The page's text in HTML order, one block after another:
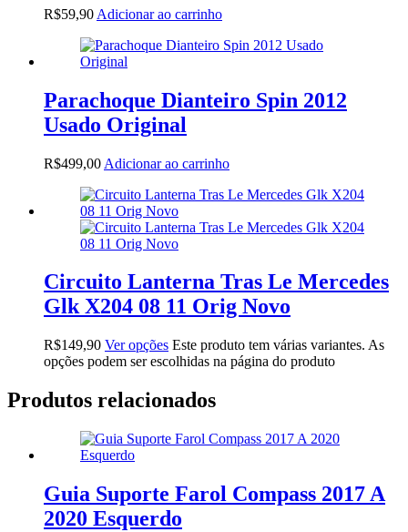
R$59,90 Adicionar ao carrinho
Parachoque Dianteiro Spin 2012
Usado Original
R$499,00 Adicionar ao carrinho
Circuito Lanterna Tras Le Mercedes
Glk X204 08 11 Orig Novo
R$149,90 Ver opções Este produto tem várias variantes. As
opções podem ser escolhidas na página do produto
Produtos relacionados
Guia Suporte Farol Compass 2017 A
2020 Esquerdo